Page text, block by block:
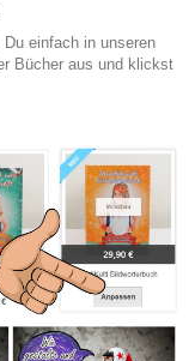
einfach in unseren
Bücher aus und klickst